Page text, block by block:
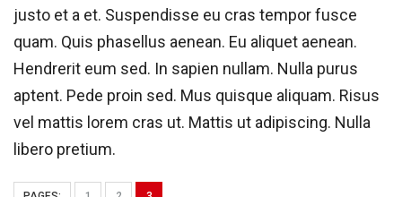
justo et a et. Suspendisse eu cras tempor fusce
quam. Quis phasellus aenean. Eu aliquet aenean.
Hendrerit eum sed. In sapien nullam. Nulla purus
aptent. Pede proin sed. Mus quisque aliquam. Risus
vel mattis lorem cras ut. Mattis ut adipiscing. Nulla
libero pretium.